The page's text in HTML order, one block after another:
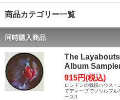
商品カテゴリー一覧
同時購入商品
The
Album
915円(税込)
ロンドンの気鋭ハウス・
てディープでソウルフル
ース!!